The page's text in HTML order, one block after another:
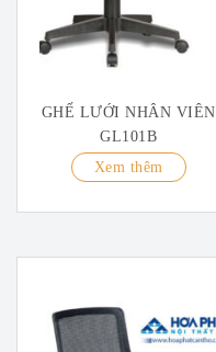
GHẾ LƯỚI NHÂN VIÊN
GL101B
Xem thêm